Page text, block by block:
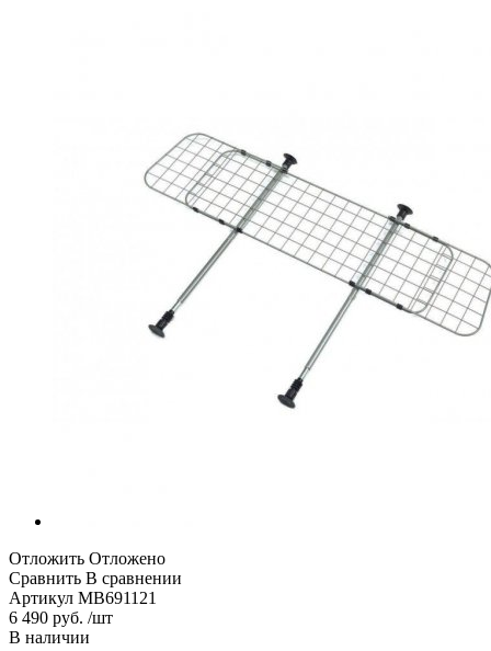
Отложить Отложено
Сравнить В сравнении
Артикул MB691121
6 490 руб. /шт
В наличии